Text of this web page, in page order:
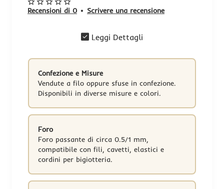
-20%
Leggi Dettagli
Confezione e Misure
Vendute a filo oppure sfuse in confezione.
Disponibili in diverse misure e colori.
Foro
Foro passante di circa 0.5/1 mm,
compatibile con fili, cavetti, elastici e
cordini per bigiotteria.
Recensioni di 0 • Scrivere una recensione